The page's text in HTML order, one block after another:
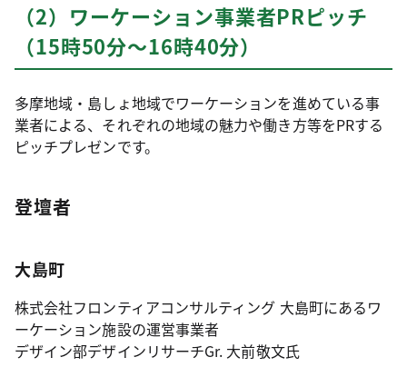
（2）ワーケーション事業者PRピッチ
（15時50分～16時40分）
多摩地域・島しょ地域でワーケーションを進めている事
業者による、それぞれの地域の魅力や働き方等をPRする
ピッチプレゼンです。
登壇者
大島町
株式会社フロンティアコンサルティング 大島町にあるワ
ーケーション施設の運営事業者
デザイン部デザインリサーチGr. 大前敬文氏